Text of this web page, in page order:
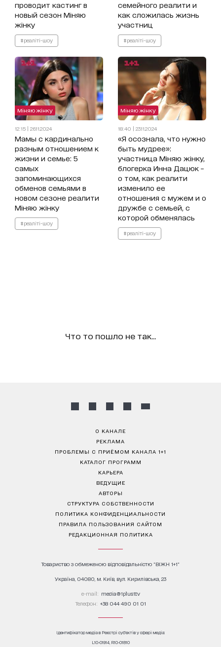
проводит кастинг в
новый сезон Міняю
жінку
#реаліті-шоу
семейного реалити и
как сложилась жизнь
участниц
#реаліті-шоу
Міняю жінку
12:15 | 26.11.2024
Мамы с кардинально
разным отношением к
жизни и семье: 5
самых
запоминающихся
обменов семьями в
новом сезоне реалити
Міняю жінку
#реаліті-шоу
Міняю жінку
18:40 | 23.11.2024
«Я осознала, что нужно
быть мудрее»:
участница Міняю жінку,
блогерка Инна Дацюк –
о том, как реалити
изменило ее
отношения с мужем и о
дружбе с семьей, с
которой обменялась
#реаліті-шоу
Что то пошло не так...
О КАНАЛЕ
РЕКЛАМА
ПРОБЛЕМЫ С ПРИЁМОМ КАНАЛА 1+1
КАТАЛОГ ПРОГРАММ
КАРЬЕРА
ВЕДУЩИЕ
АВТОРЫ
СТРУКТУРА СОБСТВЕННОСТИ
ПОЛИТИКА КОНФИДЕНЦИАЛЬНОСТИ
ПРАВИЛА ПОЛЬЗОВАНИЯ САЙТОМ
РЕДАКЦИОННАЯ ПОЛИТИКА
Товариство з обмеженою відповідальністю "ВІЖН 1+1"
Україна, 04080, м. Київ, вул. Кирилівська, 23
е-mail: media@1plus1.tv
Телефон: +38 044 490 01 01
Ідентифікатор медіа в Реєстрі суб’єктів у сфері медіа:
L10-01914, R10-01810